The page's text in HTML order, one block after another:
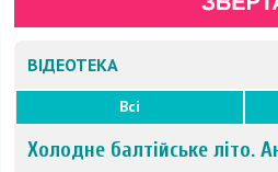
ВІДЕОТЕКА
Всі
Холодне балтійське літо.